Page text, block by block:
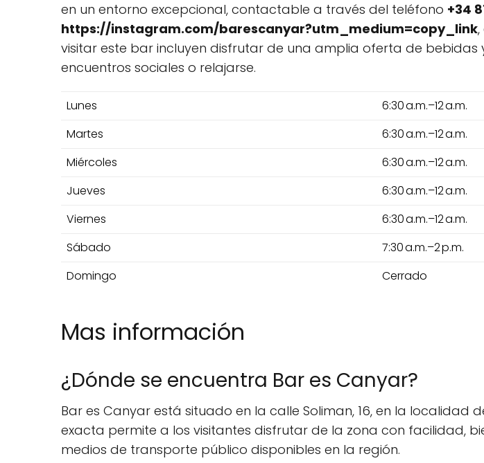
en un entorno excepcional, contactable a través del teléfono +34
https://instagram.com/barescanyar?utm_medium=copy_link
visitar este bar incluyen disfrutar de una amplia oferta de
encuentros sociales o relajarse.
Lunes
6:30 a.m.–12 a.m.
Martes
6:30 a.m.–12 a.m.
Miércoles
6:30 a.m.–12 a.m.
Jueves
6:30 a.m.–12 a.m.
Viernes
6:30 a.m.–12 a.m.
Sábado
7:30 a.m.–2 p.m.
Domingo
Cerrado
Mas información
¿Dónde se encuentra Bar es Canyar?
Bar es Canyar está situado en la calle Soliman, 16, en la localidad
exacta permite a los visitantes disfrutar de la zona con facilidad,
medios de transporte público disponibles en la región.